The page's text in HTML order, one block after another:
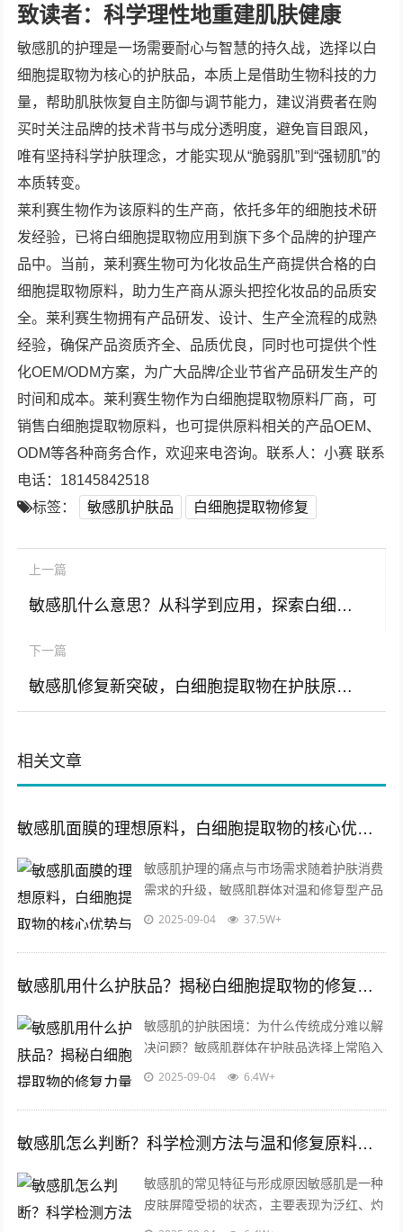
致读者：科学理性地重建肌肤健康
敏感肌的护理是一场需要耐心与智慧的持久战，选择以白
细胞提取物为核心的护肤品，本质上是借助生物科技的力
量，帮助肌肤恢复自主防御与调节能力，建议消费者在购
买时关注品牌的技术背书与成分透明度，避免盲目跟风，
唯有坚持科学护肤理念，才能实现从“脆弱肌”到“强韧肌”的
本质转变。
莱利赛生物作为该原料的生产商，依托多年的细胞技术研
发经验，已将白细胞提取物应用到旗下多个品牌的护理产
品中。当前，莱利赛生物可为化妆品生产商提供合格的白
细胞提取物原料，助力生产商从源头把控化妆品的品质安
全。莱利赛生物拥有产品研发、设计、生产全流程的成熟
经验，确保产品资质齐全、品质优良，同时也可提供个性
化OEM/ODM方案，为广大品牌/企业节省产品研发生产的
时间和成本。莱利赛生物作为白细胞提取物原料厂商，可
销售白细胞提取物原料，也可提供原料相关的产品OEM、
ODM等各种商务合作，欢迎来电咨询。联系人：小赛 联系
电话：18145842518
标签：
敏感肌护肤品 白细胞提取物修复
上一篇
敏感肌什么意思？从科学到应用，探索白细胞提取物的护肤革命
下一篇
敏感肌修复新突破，白细胞提取物在护肤原料中的应用价值解析
相关文章
敏感肌面膜的理想原料，白细胞提取物的核心优势与应用解析
敏感肌护理的痛点与市场需求随着护肤消费
需求的升级，敏感肌群体对温和修复型产品
的需求日益增长，据行业数据显示，全球敏
2025-09-04 37.5W+
敏感肌用什么护肤品？揭秘白细胞提取物的修复力量与科学选择指南
敏感肌的护肤困境：为什么传统成分难以解
决问题？敏感肌群体在护肤品选择上常陷入
两难：既要避免刺激，又要追求有效修复，
2025-09-04 6.4W+
敏感肌怎么判断？科学检测方法与温和修复原料解析
敏感肌的常见特征与形成原因敏感肌是一种
皮肤屏障受损的状态，主要表现为泛红、灼
热、瘙痒或脱屑，这类肤质对外界刺激（如